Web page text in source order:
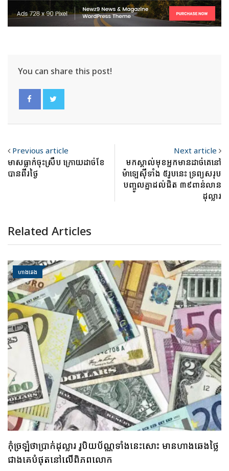
You can share this post!
Previous article
មាសធ្លាក់ចុះស្រឹប ក្រោយដាច់ខែ
បានពីរថ្ងៃ
Next article
មកស្គាល់មុខអ្នកមានដាច់គេនៅ
ម៉ាឡេស៊ីទាំង ៥រូបនេះ ទ្រព្យសរុប
បញ្ចូលគ្នាដល់ជិត ៣៩ពាន់លាន
ដុល្លារ
Related Articles
ហាងឆេង
គួរប្រុងប្រយ័ត្ន ប្រយ័ត្នមាសឡើងថ្លៃខ្លាំង រកលុយទិញមិនបាន
បើមាសឡើងថ្លៃឥតឈប់ឈរអញ្ចឹងនោះ